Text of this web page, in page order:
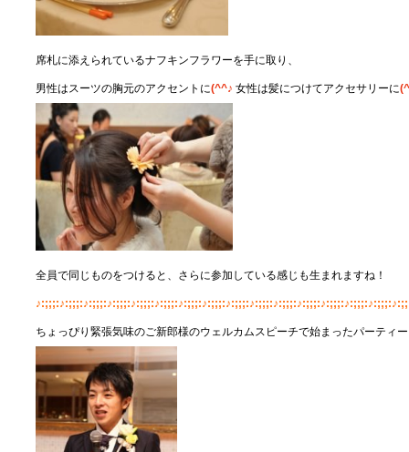
席札に添えられているナフキンフラワーを手に取り、
男性はスーツの胸元のアクセントに(^^♪ 女性は髪につけてアクセサリーに
全員で同じものをつけると、さらに参加している感じも生まれますね！
ちょっぴり緊張気味のご新郎様のウェルカムスピーチで始まったパーティ